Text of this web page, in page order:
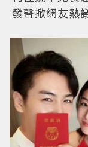
發聲掀網友熱